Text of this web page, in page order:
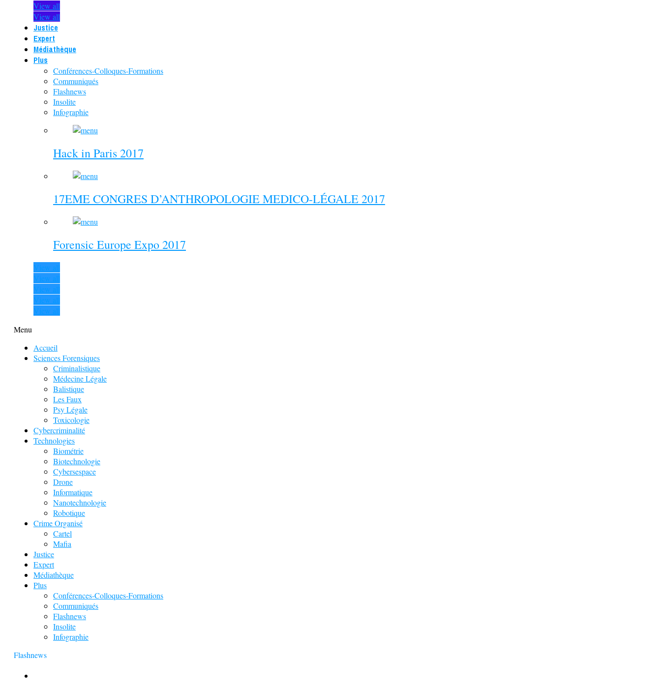
View all
View all
Justice
Expert
Médiathèque
Plus
Conférences-Colloques-Formations
Communiqués
Flashnews
Insolite
Infographie
Hack in Paris 2017
17EME CONGRES D’ANTHROPOLOGIE MEDICO-LÉGALE 2017
Forensic Europe Expo 2017
View all
View all
View all
View all
View all
Menu
Accueil
Sciences Forensiques
Criminalistique
Médecine Légale
Balistique
Les Faux
Psy Légale
Toxicologie
Cybercriminalité
Technologies
Biométrie
Biotechnologie
Cybersespace
Drone
Informatique
Nanotechnologie
Robotique
Crime Organisé
Cartel
Mafia
Justice
Expert
Médiathèque
Plus
Conférences-Colloques-Formations
Communiqués
Flashnews
Insolite
Infographie
Flashnews